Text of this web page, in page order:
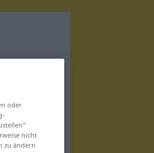
oder
nicht
zu ändern